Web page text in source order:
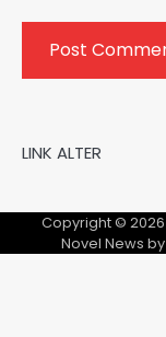
LINK ALTER
Copyright © 2026
Novel News by